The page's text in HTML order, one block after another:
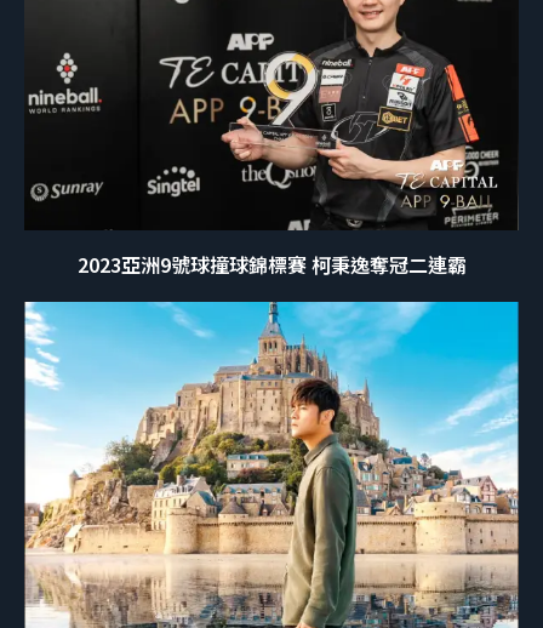
2023亞洲9號球撞球錦標賽 柯秉逸奪冠二連霸